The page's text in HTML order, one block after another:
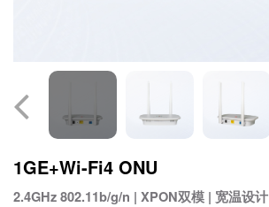
1GE+Wi-Fi4 ONU
2.4GHz 802.11b/g/n | XPON双模 | 宽温设计